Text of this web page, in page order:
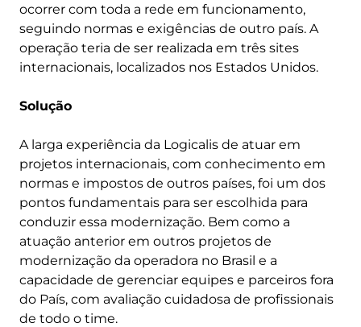
ocorrer com toda a rede em funcionamento,
seguindo normas e exigências de outro país. A
operação teria de ser realizada em três sites
internacionais, localizados nos Estados Unidos.
Solução
A larga experiência da Logicalis de atuar em
projetos internacionais, com conhecimento em
normas e impostos de outros países, foi um dos
pontos fundamentais para ser escolhida para
conduzir essa modernização. Bem como a
atuação anterior em outros projetos de
modernização da operadora no Brasil e a
capacidade de gerenciar equipes e parceiros fora
do País, com avaliação cuidadosa de profissionais
de todo o time.